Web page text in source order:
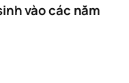
vào các năm